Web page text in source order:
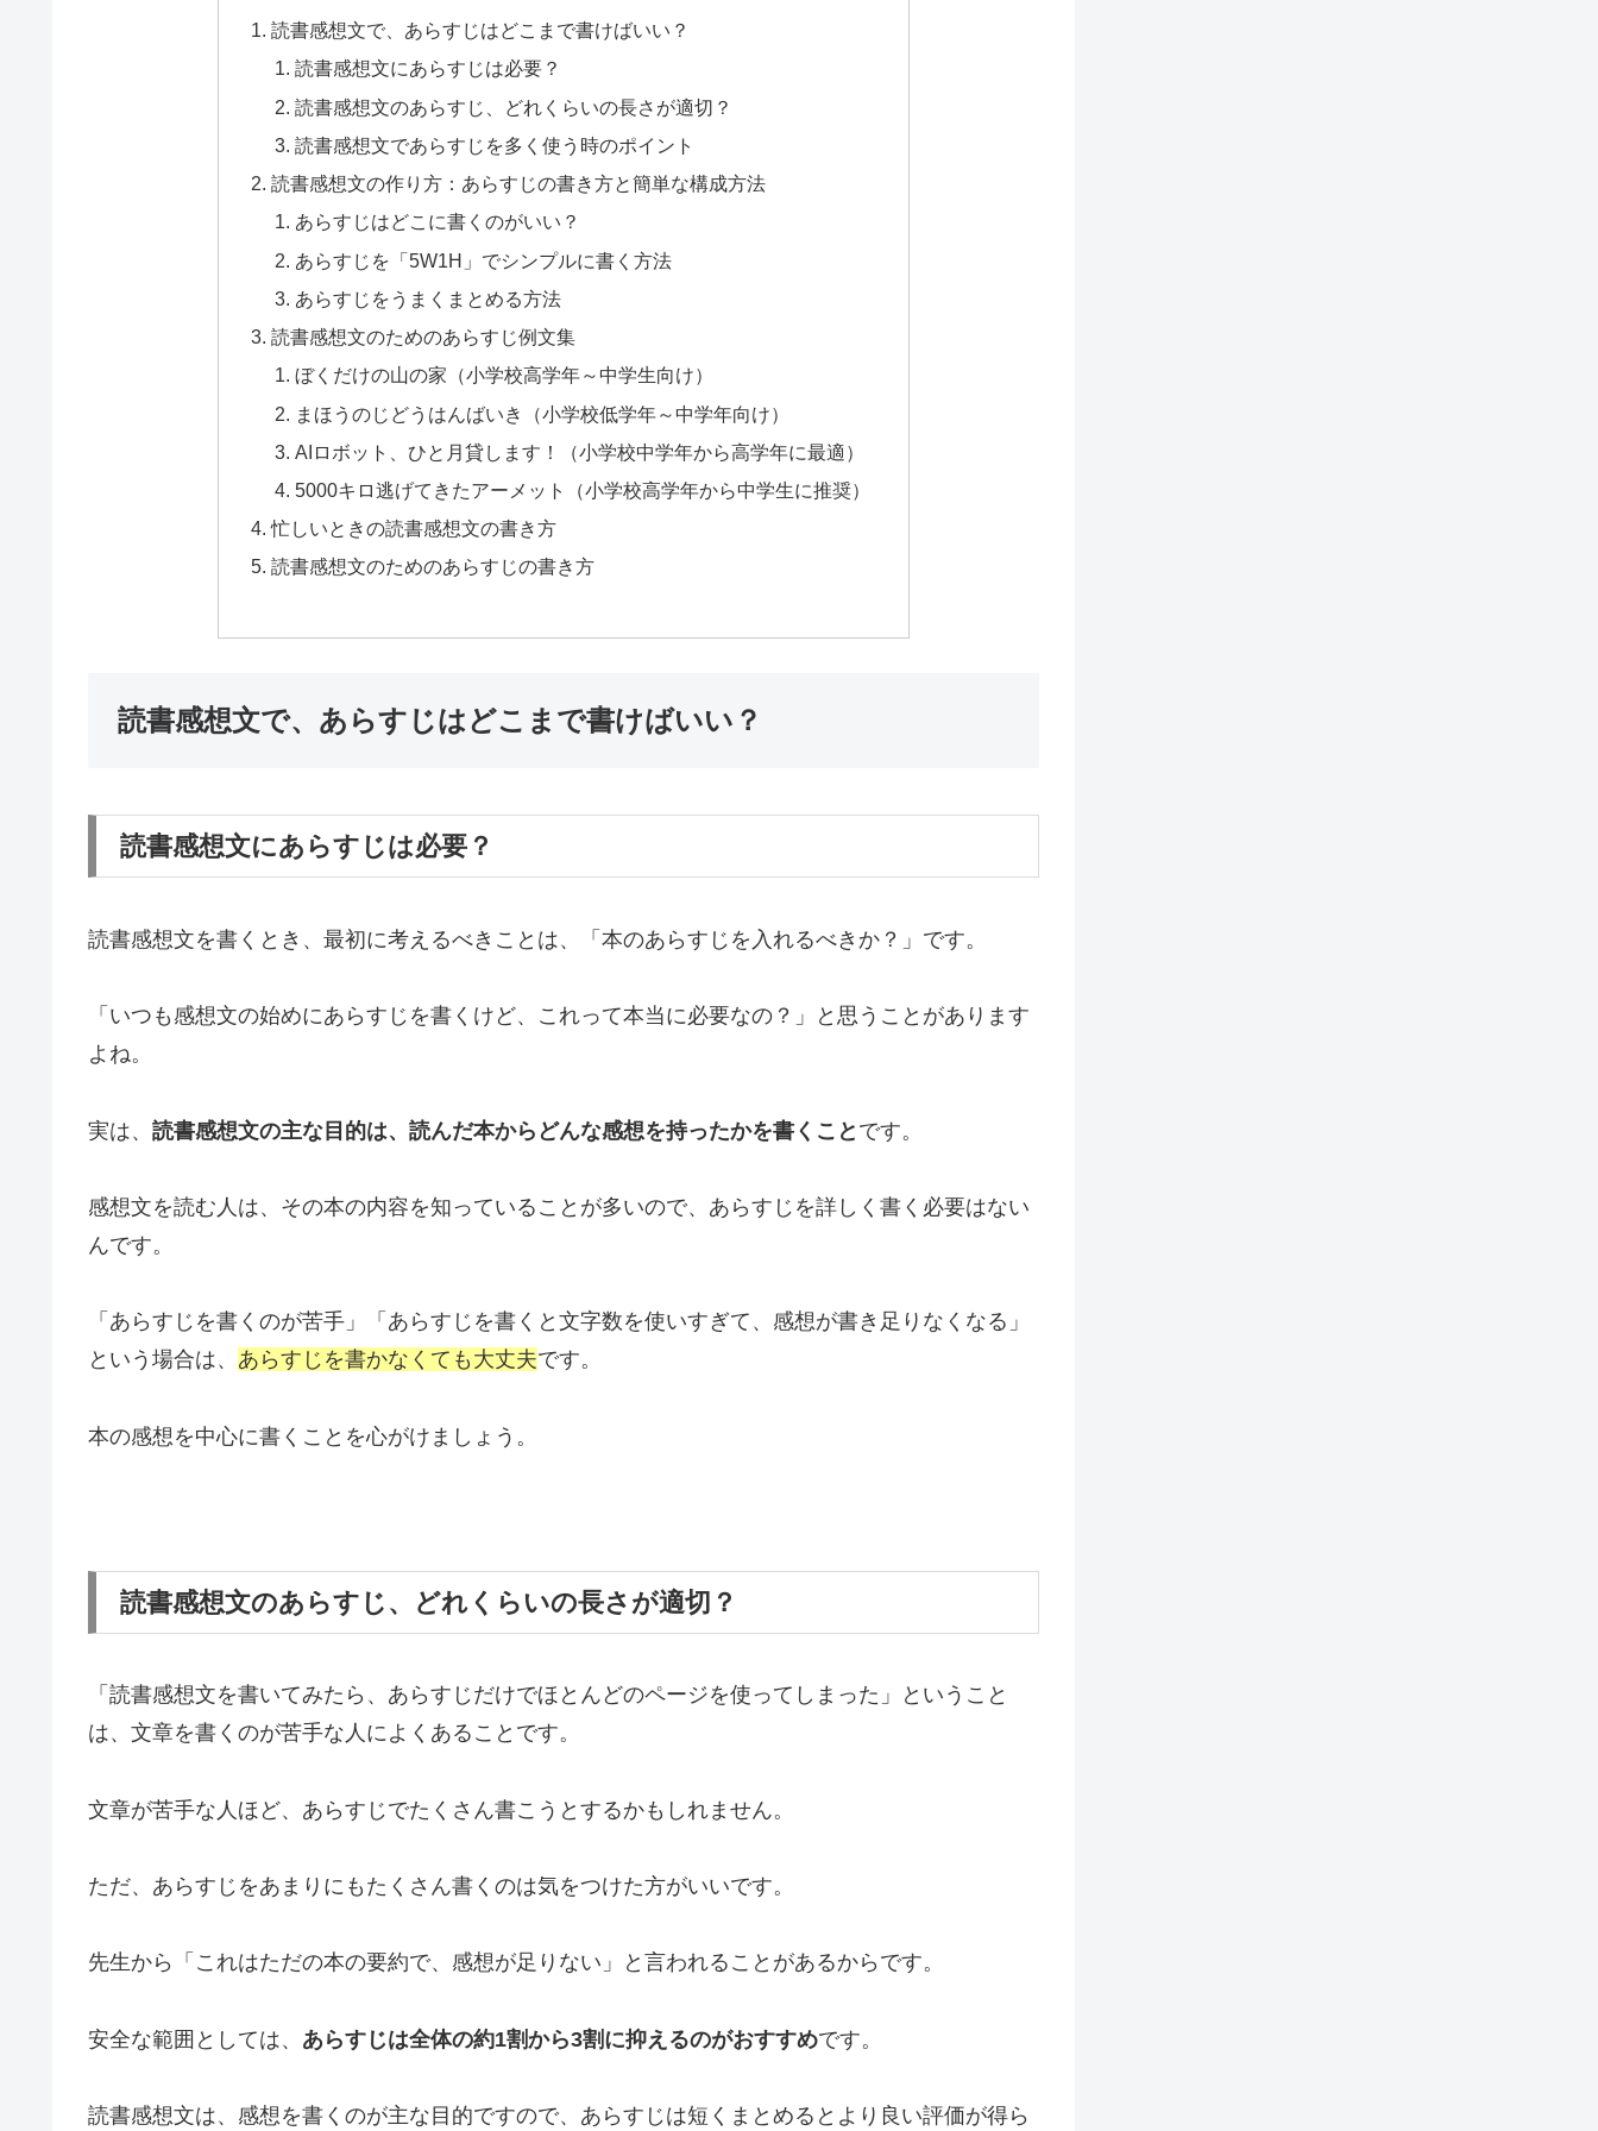
読書感想文で、あらすじはどこまで書けばいい？
読書感想文にあらすじは必要？
読書感想文のあらすじ、どれくらいの長さが適切？
読書感想文であらすじを多く使う時のポイント
読書感想文の作り方：あらすじの書き方と簡単な構成方法
あらすじはどこに書くのがいい？
あらすじを「5W1H」でシンプルに書く方法
あらすじをうまくまとめる方法
読書感想文のためのあらすじ例文集
ぼくだけの山の家（小学校高学年～中学生向け）
まほうのじどうはんばいき（小学校低学年～中学年向け）
AIロボット、ひと月貸します！（小学校中学年から高学年に最適）
5000キロ逃げてきたアーメット（小学校高学年から中学生に推奨）
忙しいときの読書感想文の書き方
読書感想文のためのあらすじの書き方
読書感想文で、あらすじはどこまで書けばいい？
読書感想文にあらすじは必要？
読書感想文を書くとき、最初に考えるべきことは、「本のあらすじを入れるべきか？」です。
「いつも感想文の始めにあらすじを書くけど、これって本当に必要なの？」と思うことがあります
よね。
実は、 読書感想文の主な目的は、読んだ本からどんな感想を持ったかを書くこと です。
感想文を読む人は、その本の内容を知っていることが多いので、あらすじを詳しく書く必要はない
んです。
「あらすじを書くのが苦手」「あらすじを書くと文字数を使いすぎて、感想が書き足りなくなる」
という場合は、 あらすじを書かなくても大丈夫です。
本の感想を中心に書くことを心がけましょう。
読書感想文のあらすじ、どれくらいの長さが適切？
「読書感想文を書いてみたら、あらすじだけでほとんどのページを使ってしまった」ということ
は、文章を書くのが苦手な人によくあることです。
文章が苦手な人ほど、あらすじでたくさん書こうとするかもしれません。
ただ、あらすじをあまりにもたくさん書くのは気をつけた方がいいです。
先生から「これはただの本の要約で、感想が足りない」と言われることがあるからです。
安全な範囲としては、 あらすじは全体の約1割から3割に抑えるのがおすすめです。
読書感想文は、感想を書くのが主な目的ですので、あらすじは短くまとめるとより良い評価が得ら